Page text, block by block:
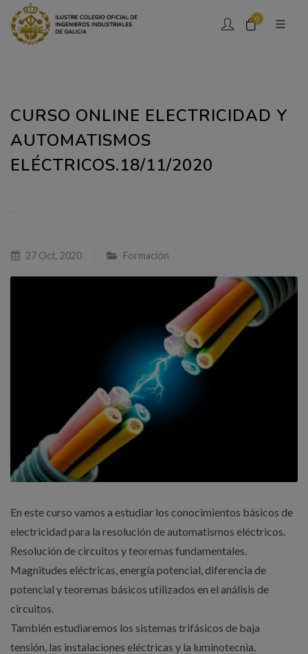
0
CURSO ONLINE ELECTRICIDAD Y
AUTOMATISMOS
ELÉCTRICOS.18/11/2020
27 Oct, 2020 Formación
En este curso vamos a estudiar los conocimientos básicos de
electricidad para la resolución de automatismos eléctricos.
Resolución de circuitos y teoremas fundamentales.
Magnitudes eléctricas, energía potencial, diferencia de
potencial y teoremas básicos utilizados en el análisis de
circuitos.
También estudiaremos los sistemas trifásicos de baja
tensión, las instalaciones eléctricas y la luminotecnia.